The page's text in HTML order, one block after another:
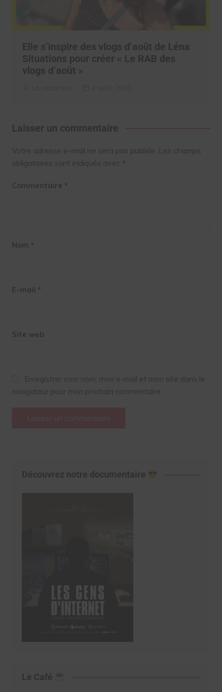
Elle s’inspire des vlogs d’août de Léna
Situations pour créer « Le RAB des
vlogs d’août »
Laisser un commentaire
Votre adresse e-mail ne sera pas publiée. Les champs
obligatoires sont indiqués avec *
Commentaire *
Nom *
E-mail *
Site web
Enregistrer mon nom, mon e-mail et mon site dans le
navigateur pour mon prochain commentaire.
Découvrez notre documentaire
Le Café